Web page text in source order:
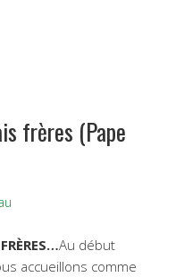
frères (Pape
Au début
accueillons comme